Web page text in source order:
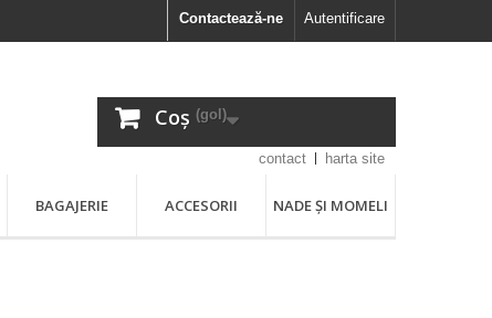
Autentificare
Contactează-ne
Coș (gol)
contact harta site
BAGAJERIE ACCESORII NADE ȘI MOMELI